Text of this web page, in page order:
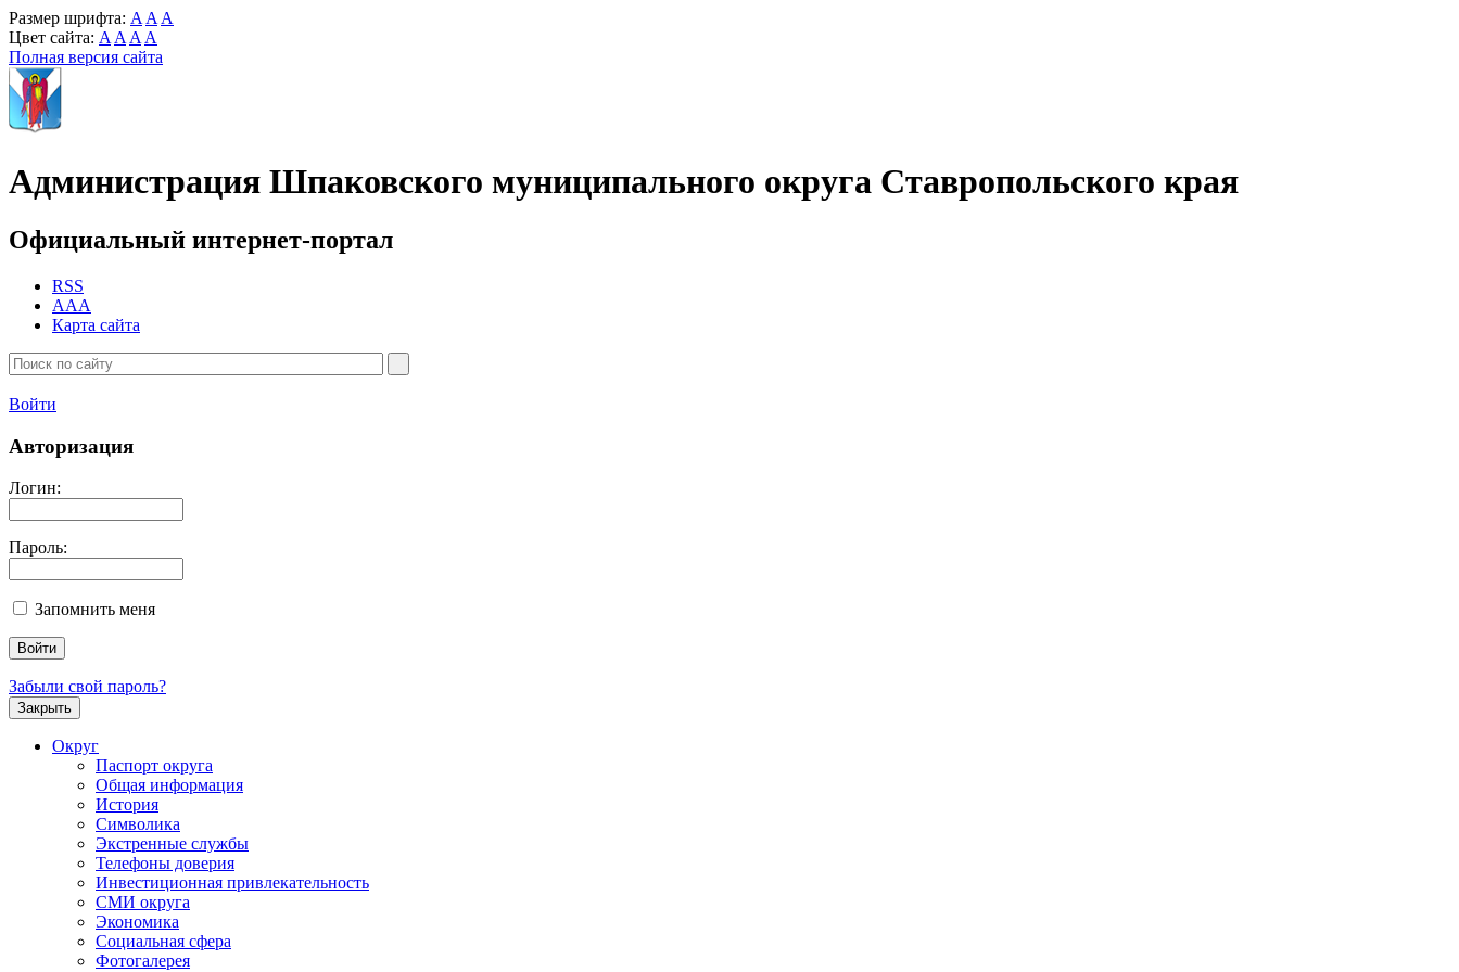
Размер шрифта: A A A
Цвет сайта: A A A A
Полная версия сайта
Администрация Шпаковского муниципального округа Ставропольского края
Официальный интернет-портал
RSS
AAA
Карта сайта
Войти
Авторизация
Логин:
Пароль:
Запомнить меня
Забыли свой пароль?
Закрыть
Округ
Паспорт округа
Общая информация
История
Символика
Экстренные службы
Телефоны доверия
Инвестиционная привлекательность
СМИ округа
Экономика
Социальная сфера
Фотогалерея